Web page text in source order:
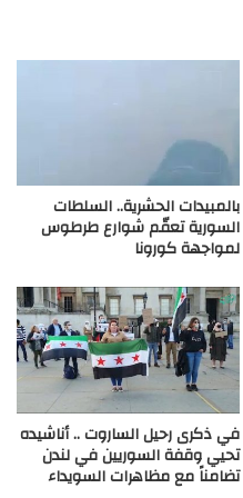
بالمبيدات الحشرية.. السلطات
السورية تعقّم شوارع طرطوس
لمواجهة كورونا
في ذكرى رحيل الساروت .. أناشيده
تحيي وقفة السوريين في لندن
تضامناً مع مظاهرات السويداء